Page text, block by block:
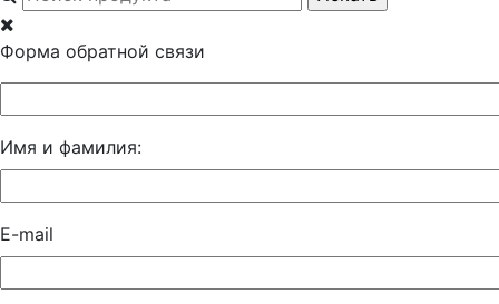
Форма обратной связи
Имя и фамилия:
E-mail